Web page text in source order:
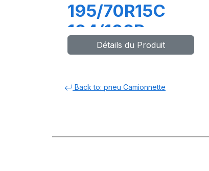
195/70R15C
104/102R
(98T) AGILIS 3
Détails du Produit
Back to: pneu Camionnette